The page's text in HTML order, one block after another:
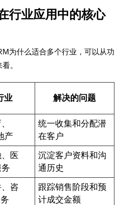
行业应用中的核心
为什么适合多个行业，可以从功
。
业 解决的问题
产
统一收集和分配潜
在客户
医
沉淀客户资料和沟
通历史
咨
跟踪销售阶段和预
计成交金额